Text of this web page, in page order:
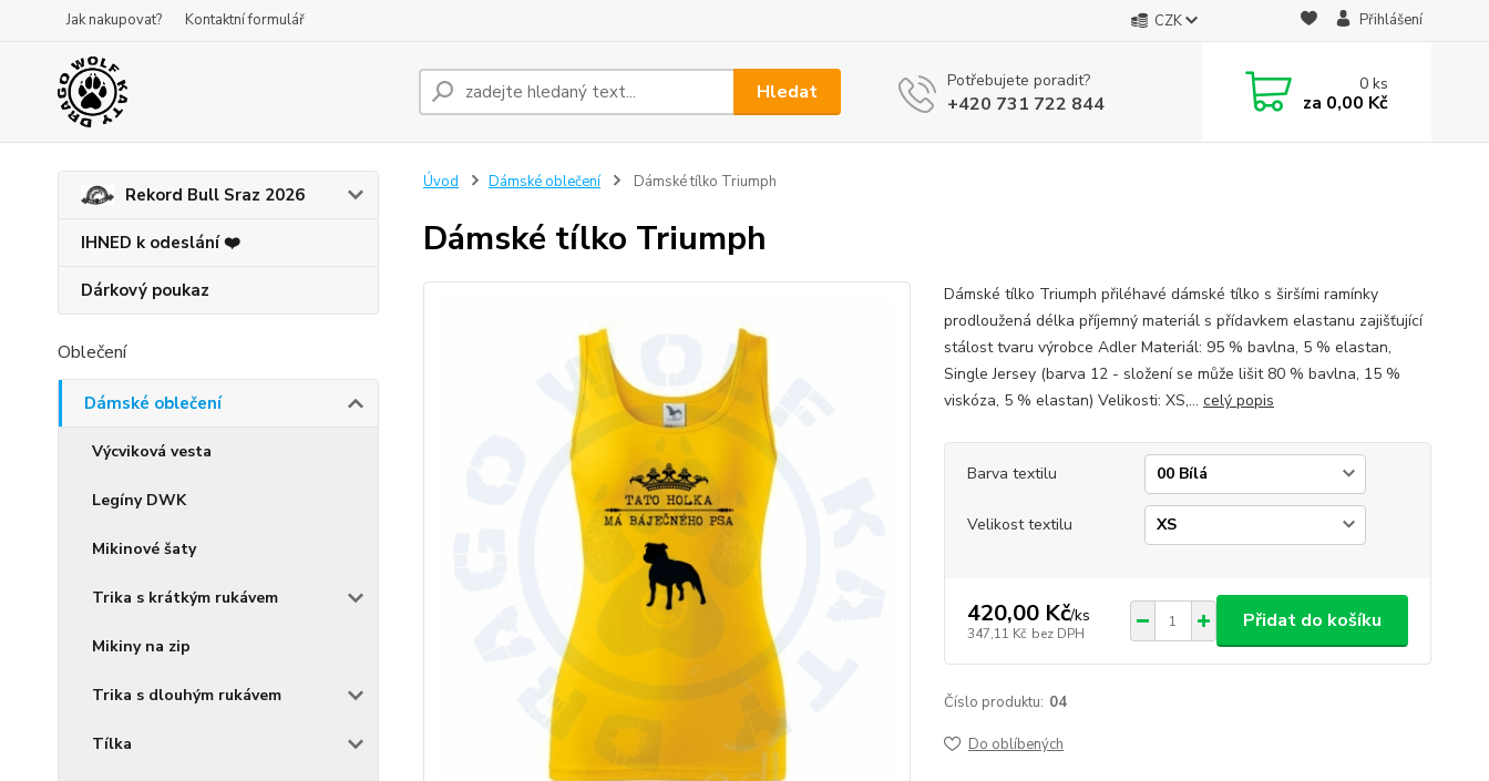
Jak nakupovat? Kontaktní formulář CZK Přihlášení
Hledat Potřebujete poradit?
+420 731 722 844
0ks
za 0,00 Kč
Rekord Bull Sraz 2026
IHNED k odeslání ❤️
Dárkový poukaz
Oblečení
Dámské oblečení
Výcviková vesta
Legíny DWK
Mikinové šaty
Trika s krátkým rukávem
Mikiny na zip
Trika s dlouhým rukávem
Tílka
Úvod Dámské oblečení Dámské tílko Triumph
Dámské tílko Triumph
Dámské tílko Triumph přiléhavé dámské tílko s širšími ramínky
prodloužená délka příjemný materiál s přídavkem elastanu zajišťující
stálost tvaru výrobce Adler Materiál: 95 % bavlna, 5 % elastan,
Single Jersey (barva 12 - složení se může lišit 80 % bavlna, 15 %
viskóza, 5 % elastan) Velikosti: XS,... celý popis
Barva textilu
Velikost textilu
420,00 Kč/ks
347,11 Kč bez DPH
Přidat do košíku
Číslo produktu: 04
Do oblíbených